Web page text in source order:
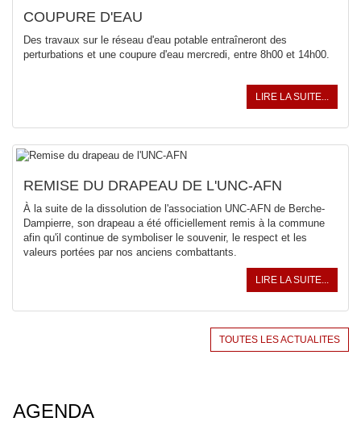
COUPURE D'EAU
Des travaux sur le réseau d'eau potable entraîneront des
perturbations et une coupure d'eau mercredi, entre 8h00 et 14h00.
LIRE LA SUITE...
REMISE DU DRAPEAU DE L'UNC-AFN
À la suite de la dissolution de l'association UNC-AFN de Berche-
Dampierre, son drapeau a été officiellement remis à la commune
afin qu'il continue de symboliser le souvenir, le respect et les
valeurs portées par nos anciens combattants.
LIRE LA SUITE...
TOUTES LES ACTUALITES
AGENDA